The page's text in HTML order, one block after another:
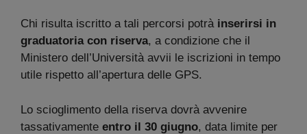
Chi risulta iscritto a tali percorsi potràinserirsi in
graduatoria con riserva, a condizione che il
Ministero dell’Università avvii le iscrizioni in tempo
utile rispetto all’apertura delle GPS.
Lo scioglimento della riserva dovrà avvenire
tassativamente entro il 30 giugno, data limite per